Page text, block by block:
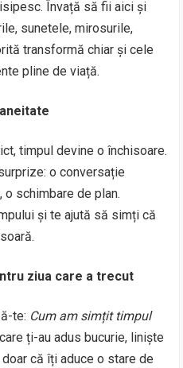
Învață să fii aici și
sunetele, mirosurile,
transformă chiar și cele
pline de viață.
timpul devine o închisoare.
o conversație
schimbare de plan.
și te ajută să simți că
ziua care a trecut
te: Cum am simțit timpul
ți-au adus bucurie, liniște
că îți aduce o stare de